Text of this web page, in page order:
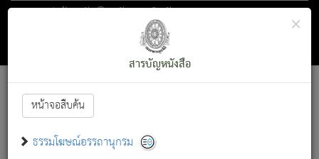
ตอน 1 ว่าด้วย สัตว์โลกกับจตุราริยสัจ
สารบัญ×
สารบัญหนังสือ
หน้าจอสืบค้น
ธรรมโฆษณ์อรรถานุกรม
Font :15 ]||
สัตว์โลกนี้ เกิดความเดือดร้อนแล้ว มีผัสสะบังหน้า